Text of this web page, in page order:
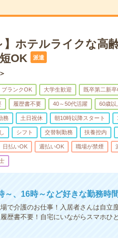
】ホテルライクな高
OK
派遣
ブランクOK 大学生歓迎 既卒第二新卒
履歴書不要 40～50代活躍 60歳以
務 土日祝休 朝10時以降スタート
シフト 交替制勤務 扶養控内
日払いOK 週払いOK 職場が禁煙
～、16時～など好きな勤務時
で介護のお仕事！入居者さんは自立
歴書不要！自宅にいながらスマホひ